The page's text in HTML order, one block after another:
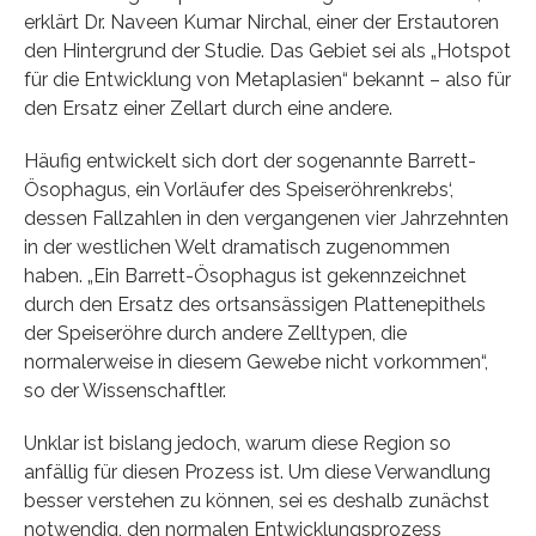
erklärt Dr. Naveen Kumar Nirchal, einer der Erstautoren
den Hintergrund der Studie. Das Gebiet sei als „Hotspot
für die Entwicklung von Metaplasien“ bekannt – also für
den Ersatz einer Zellart durch eine andere.
Häufig entwickelt sich dort der sogenannte Barrett-
Ösophagus, ein Vorläufer des Speiseröhrenkrebs‘,
dessen Fallzahlen in den vergangenen vier Jahrzehnten
in der westlichen Welt dramatisch zugenommen
haben. „Ein Barrett-Ösophagus ist gekennzeichnet
durch den Ersatz des ortsansässigen Plattenepithels
der Speiseröhre durch andere Zelltypen, die
normalerweise in diesem Gewebe nicht vorkommen“,
so der Wissenschaftler.
Unklar ist bislang jedoch, warum diese Region so
anfällig für diesen Prozess ist. Um diese Verwandlung
besser verstehen zu können, sei es deshalb zunächst
notwendig, den normalen Entwicklungsprozess